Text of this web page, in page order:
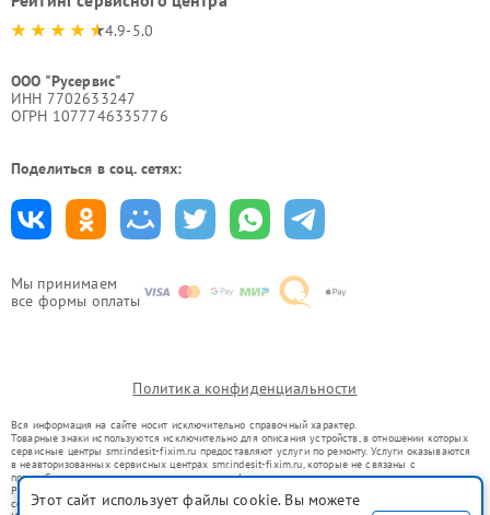
Мы принимаем
все формы оплаты
4.9-5.0
ООО "Русервис"
ИНН 7702633247
ОГРН 1077746335776
Поделиться в соц. сетях:
Политика конфиденциальности
Вся информация на сайте носит исключительно справочный характер.
Товарные знаки используются исключительно для описания устройств, в отношении которых
сервисные центры smr.indesit-fixim.ru предоставляют услуги по ремонту. Услуги оказываются
в неавторизованных сервисных центрах smr.indesit-fixim.ru, которые не связаны с
правообладателями товарных знаков или их официальными представителями.
Ремонт осуществляется для устройств, уже введенных в гражданский оборот в соответствии
со статьей 1487 ГК РФ.
Этот сайт использует файлы cookie. Вы можете